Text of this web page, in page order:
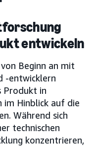
entwickeln
Beginn an mit
-entwicklern
Produkt in
Hinblick auf die
Während sich
technischen
konzentrieren,